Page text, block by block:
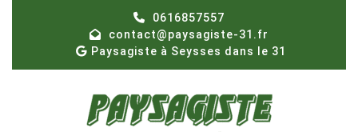
0616857557
contact@paysagiste-31.fr
Paysagiste à Seysses dans le 31